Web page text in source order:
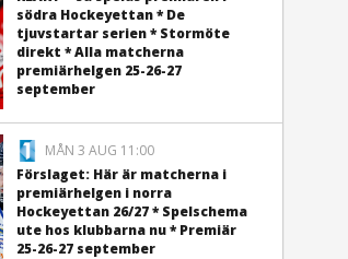
södra Hockeyettan * De
tjuvstartar serien * Stormöte
direkt * Alla matcherna
premiärhelgen 25-26-27
september
MÅN 3 AUG 11:00
Förslaget: Här är matcherna i
premiärhelgen i norra
Hockeyettan 26/27 * Spelschema
ute hos klubbarna nu * Premiär
25-26-27 september